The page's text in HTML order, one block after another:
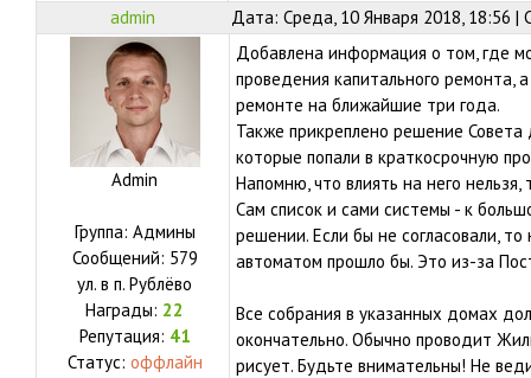
admin Дата: Среда, 10 Января 2018, 18:56 |
Admin
Группа: Админы
Сообщений: 579
ул. в п. Рублёво
Награды: 22
Репутация: 41
Статус: оффлайн
Добавлена информация о том, где
проведения капитального
ремонте на ближайшие три года.
Также прикреплено решение
которые попали в краткосрочную
Напомню, что влиять на него
Сам список и сами системы - к
решении. Если бы не согласовали,
автоматом прошло бы. Это из-за
Все собрания в указанных домах
окончательно. Обычно проводит
рисует. Будьте внимательны! Не